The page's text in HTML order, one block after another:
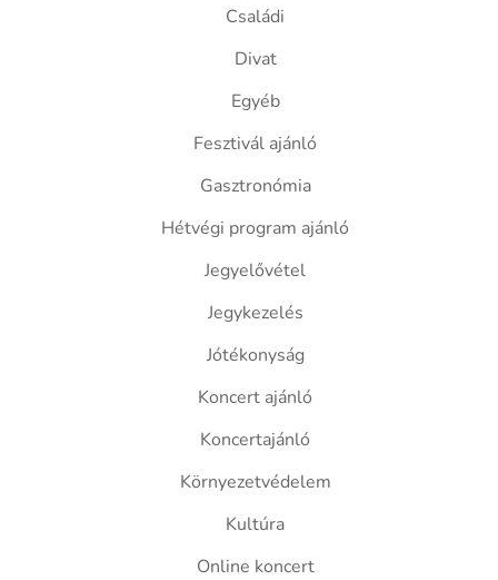
Családi
Divat
Egyéb
Fesztivál ajánló
Gasztronómia
Hétvégi program ajánló
Jegyelővétel
Jegykezelés
Jótékonyság
Koncert ajánló
Koncertajánló
Környezetvédelem
Kultúra
Online koncert